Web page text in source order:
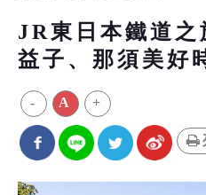
JR東日本鐵道之
益子、那須美好
- A +